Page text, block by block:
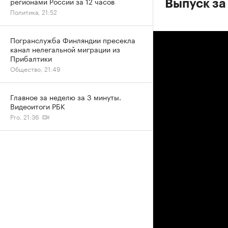
Выпуск
Политика, 21:52
Погранслужба Финляндии пресекла
канал нелегальной миграции из
Прибалтики
Общество, 21:49
Главное за неделю за 3 минуты.
Видеоитоги РБК
Pro, 21:36